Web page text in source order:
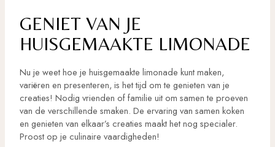
GENIET VAN JE
HUISGEMAAKTE LIMONADE
Nu je weet hoe je huisgemaakte limonade kunt maken,
variëren en presenteren, is het tijd om te genieten van je
creaties! Nodig vrienden of familie uit om samen te proeven
van de verschillende smaken. De ervaring van samen koken
en genieten van elkaar’s creaties maakt het nog specialer.
Proost op je culinaire vaardigheden!